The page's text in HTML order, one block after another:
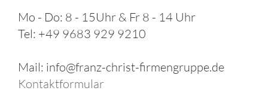
Mo - Do: 8 - 15Uhr & Fr 8 - 14 Uhr
Tel: +49 9683 929 9210
Mail: info@franz-christ-firmengruppe.de
Kontaktformular